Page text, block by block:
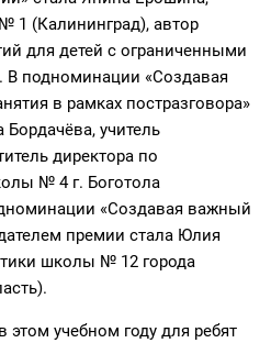
1 (Калининград), автор
для детей с ограниченными
подноминации «Создавая
в рамках постразговора»
учитель
директора по
№ 4 г. Боготола
«Создавая важный
премии стала Юлия
школы № 12 города
учебном году для ребят